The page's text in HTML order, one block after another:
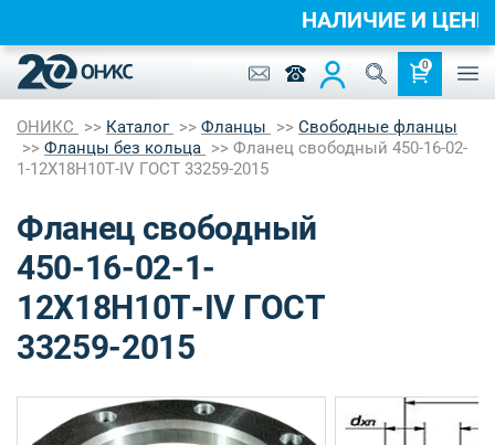
0
ОНИКС Каталог Фланцы
Свободные фланцы
Фланцы без кольца
Фланец свободный 450-16-02-
1-12Х18Н10Т-IV ГОСТ 33259-2015
Фланец свободный
450-16-02-1-
12Х18Н10Т-IV ГОСТ
33259-2015
НАЛИЧИЕ И